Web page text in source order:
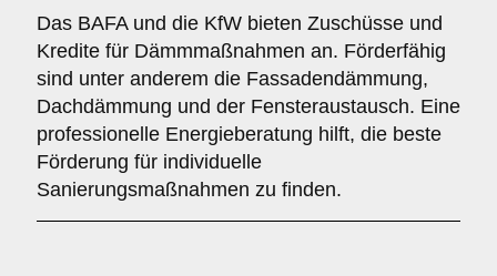
Das BAFA und die KfW bieten Zuschüsse und
Kredite für Dämmmaßnahmen an. Förderfähig
sind unter anderem die Fassadendämmung,
Dachdämmung und der Fensteraustausch. Eine
professionelle Energieberatung hilft, die beste
Förderung für individuelle
Sanierungsmaßnahmen zu finden.